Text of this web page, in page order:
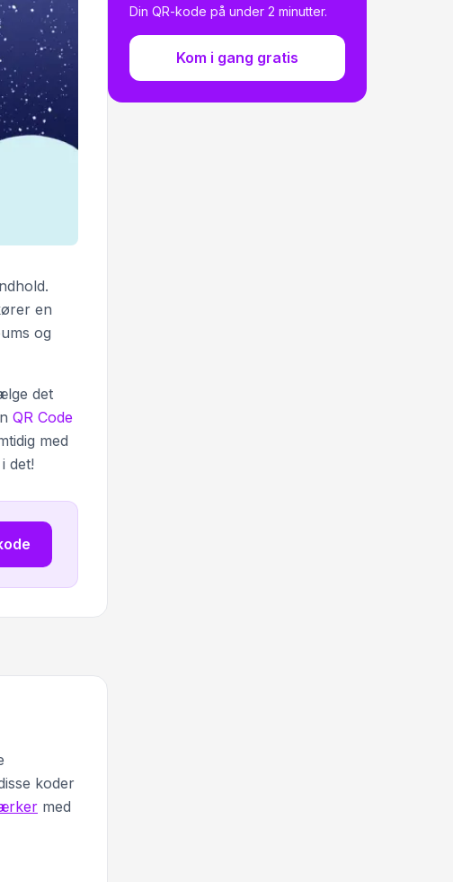
en
og
det
QR Code
med
det!
koder
med
Din QR-kode på under 2 minutter.
Kom i gang gratis